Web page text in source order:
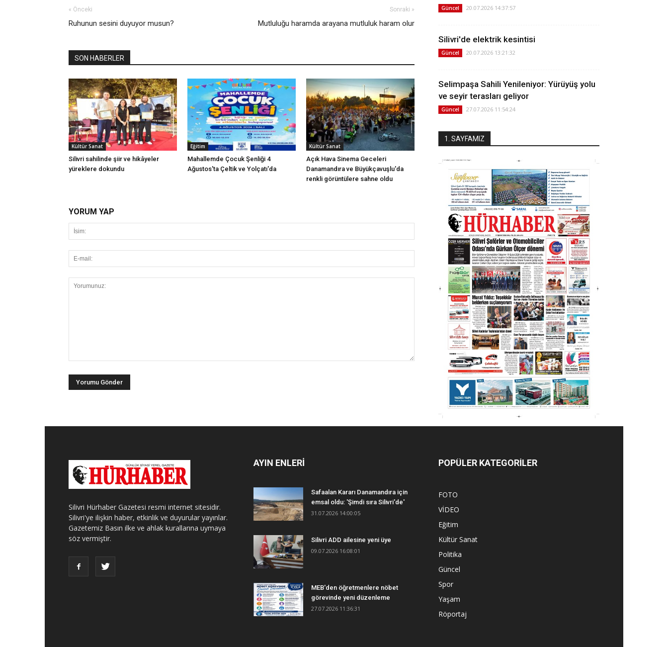
« Önceki
Ruhunun sesini duyuyor musun?
Sonraki »
Mutluluğu haramda arayana mutluluk haram olur
SON HABERLER
Kültür Sanat
Silivri sahilinde şiir ve hikâyeler
yüreklere dokundu
Eğitim
Mahallemde Çocuk Şenliği 4
Ağustos'ta Çeltik ve Yolçatı'da
Kültür Sanat
Açık Hava Sinema Geceleri
Danamandıra ve Büyükçavuşlu'da
renkli görüntülere sahne oldu
YORUM YAP
Güncel 20.07.2026 14:37:57
Silivri'de elektrik kesintisi
Güncel 20.07.2026 13:21:32
Selimpaşa Sahili Yenileniyor: Yürüyüş yolu
ve seyir terasları geliyor
Güncel 27.07.2026 11:54:24
1. SAYFAMIZ
Silivri Hürhaber Gazetesi resmi internet sitesidir.
Silivri'ye ilişkin haber, etkinlik ve duyurular yayınlar.
Gazetemiz Basın ilke ve ahlak kurallarına uymaya
söz vermiştir.
AYIN ENLERİ
Safaalan Kararı Danamandıra için
emsal oldu: 'Şimdi sıra Silivri'de'
31.07.2026 14:00:05
Silivri ADD ailesine yeni üye
09.07.2026 16:08:01
MEB'den öğretmenlere nöbet
görevinde yeni düzenleme
27.07.2026 11:36:31
POPÜLER KATEGORİLER
FOTO
VİDEO
Eğitim
Kültür Sanat
Politika
Güncel
Spor
Yaşam
Röportaj